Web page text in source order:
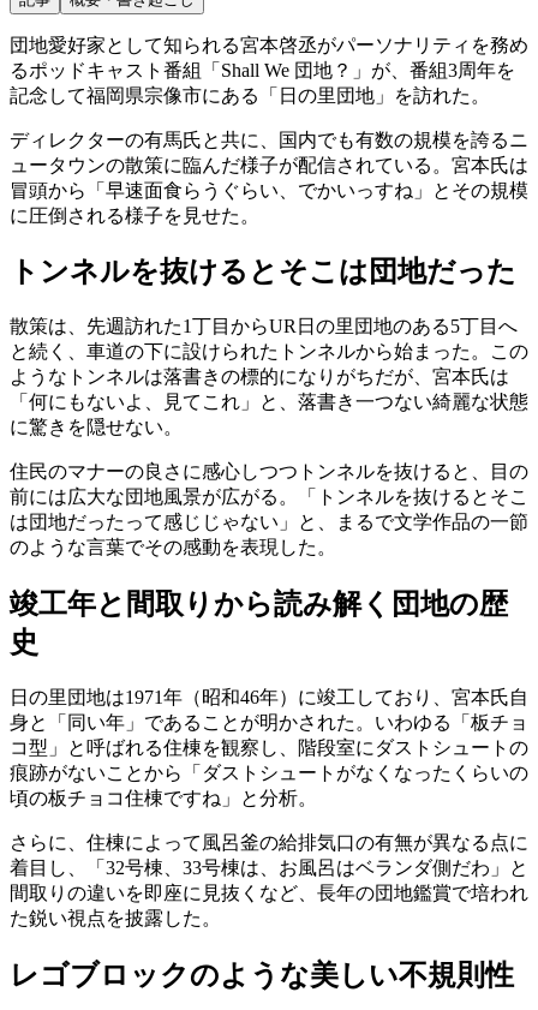
団地愛好家として知られる宮本啓丞がパーソナリティを務め
るポッドキャスト番組「Shall We 団地？」が、番組3周年を
記念して福岡県宗像市にある「日の里団地」を訪れた。
ディレクターの有馬氏と共に、国内でも有数の規模を誇るニ
ュータウンの散策に臨んだ様子が配信されている。宮本氏は
冒頭から「早速面食らうぐらい、でかいっすね」とその規模
に圧倒される様子を見せた。
トンネルを抜けるとそこは団地だった
散策は、先週訪れた1丁目からUR日の里団地のある5丁目へ
と続く、車道の下に設けられたトンネルから始まった。この
ようなトンネルは落書きの標的になりがちだが、宮本氏は
「何にもないよ、見てこれ」と、落書き一つない綺麗な状態
に驚きを隠せない。
住民のマナーの良さに感心しつつトンネルを抜けると、目の
前には広大な団地風景が広がる。「トンネルを抜けるとそこ
は団地だったって感じじゃない」と、まるで文学作品の一節
のような言葉でその感動を表現した。
竣工年と間取りから読み解く団地の歴
史
日の里団地は1971年（昭和46年）に竣工しており、宮本氏自
身と「同い年」であることが明かされた。いわゆる「板チョ
コ型」と呼ばれる住棟を観察し、階段室にダストシュートの
痕跡がないことから「ダストシュートがなくなったくらいの
頃の板チョコ住棟ですね」と分析。
さらに、住棟によって風呂釜の給排気口の有無が異なる点に
着目し、「32号棟、33号棟は、お風呂はベランダ側だわ」と
間取りの違いを即座に見抜くなど、長年の団地鑑賞で培われ
た鋭い視点を披露した。
レゴブロックのような美しい不規則性